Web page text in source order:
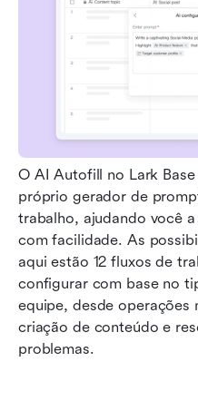
O AI Autofill no Lark
próprio gerador de
trabalho, ajudando você
com facilidade. As
aqui estão 12 fluxos de
configurar com base no
equipe, desde operações
criação de conteúdo e
problemas.